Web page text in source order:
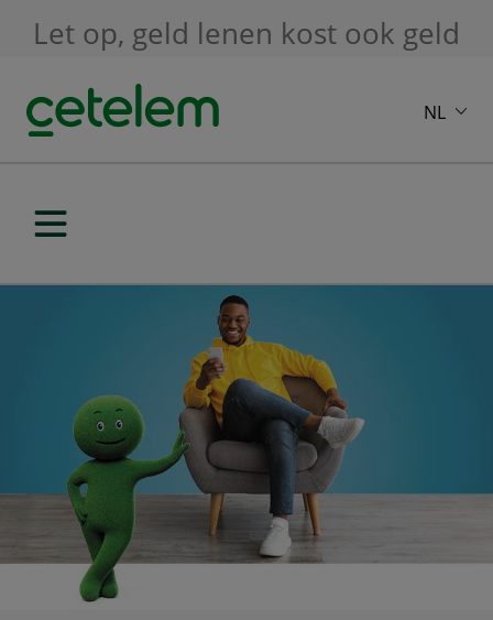
Let op, geld lenen kost ook geld
NL